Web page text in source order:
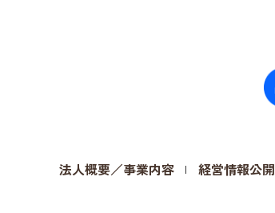
法人概要／事業内容 経営情報公開